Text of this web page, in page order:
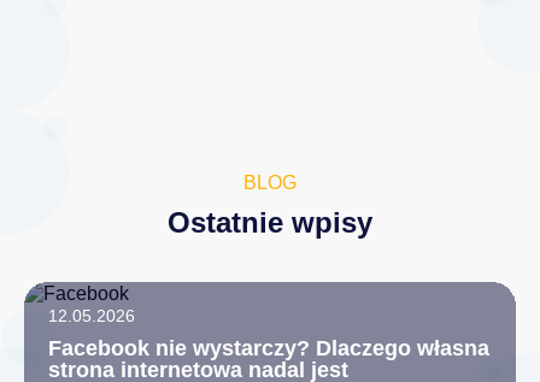
BLOG
Ostatnie wpisy
12.05.2026
Facebook nie wystarczy? Dlaczego własna
strona internetowa nadal jest